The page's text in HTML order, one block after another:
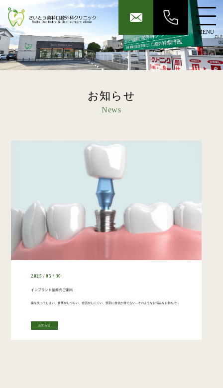
MENU
お知らせ
News
2025 / 05 / 30
インプラント治療のご案内
お知らせ